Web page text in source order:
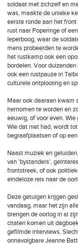
soldaat met zichzelf en
was, maakte de unieke
eerste ronde aan het
rust naar Poperinge of
Ieperboog, waar de
mens probeerden te
het rustkamp ook een
bordelen. Voor
ook een rustpauze in
culturele ontplooiing en
Maar ook daaraan kwam
hernomen te worden en
eeuwig, of voor even.
Wie dat niet had, wordt
begraafplaatsen of op
Naast muziek en
van 'bystanders',
frontstreek, of ook
eindeloze reis naar de
Deze getuigen krijgen
vandaag, maar het zijn
brengen de oorlog in al
citaten komen uit
gefilmde interviews.
onnavolgbare Jeanne